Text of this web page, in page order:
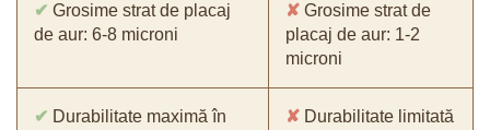
✔ Grosime strat de placaj
de aur: 6-8 microni
✘ Grosime strat de
placaj de aur: 1-2
microni
✔ Durabilitate maximă în
✘ Durabilitate limitată